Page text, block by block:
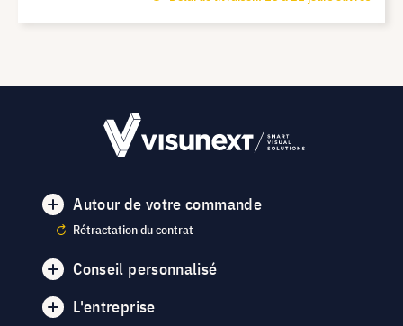
Autour de votre commande
Rétractation du contrat
Conseil personnalisé
L'entreprise